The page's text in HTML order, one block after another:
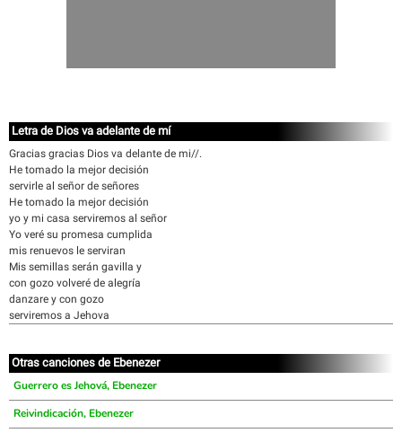
Letra de Dios va adelante de mí
Gracias gracias Dios va delante de mi//.
He tomado la mejor decisión
servirle al señor de señores
He tomado la mejor decisión
yo y mi casa serviremos al señor
Yo veré su promesa cumplida
mis renuevos le serviran
Mis semillas serán gavilla y
con gozo volveré de alegría
danzare y con gozo
serviremos a Jehova
Otras canciones de Ebenezer
Guerrero es Jehová, Ebenezer
Reivindicación, Ebenezer